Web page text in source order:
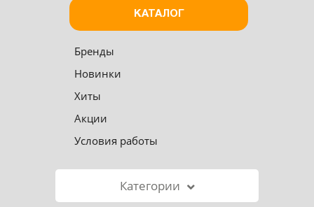
КАТАЛОГ
Бренды
Новинки
Хиты
Акции
Условия работы
Категории